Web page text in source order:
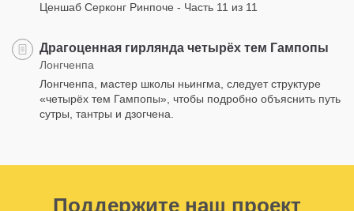
Ценшаб Серконг Ринпоче - Часть 11 из 11
Драгоценная гирлянда четырёх тем Гампопы
Лонгченпа
Лонгченпа, мастер школы ньингма, следует структуре
«четырёх тем Гампопы», чтобы подробно объяснить путь
сутры, тантры и дзогчена.
Поддержите наш проект